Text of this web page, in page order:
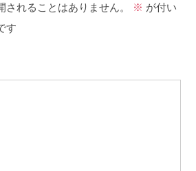
されることはありません。 ※ が付い
す